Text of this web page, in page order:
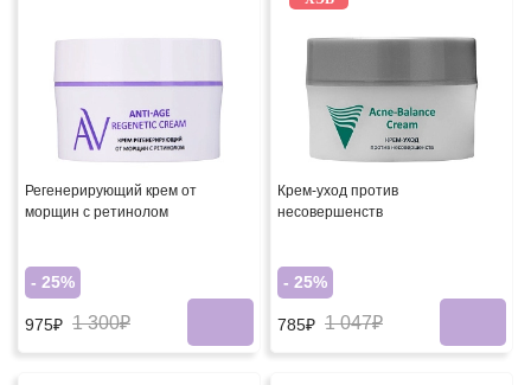
Регенерирующий крем от
морщин с ретинолом
- 25%
975₽ 1 300₽
Крем-уход против
несовершенств
- 25%
785₽ 1 047₽